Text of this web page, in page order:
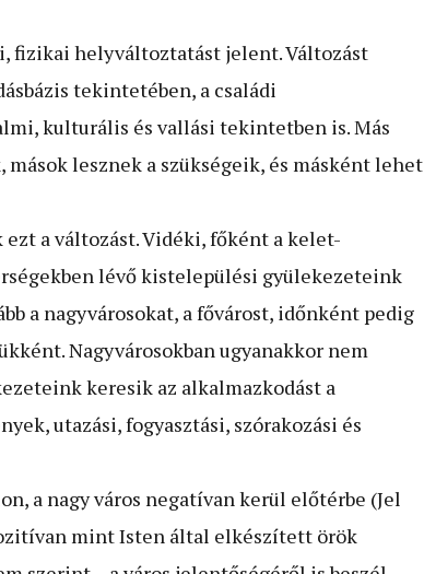
fizikai helyváltoztatást jelent. Változást
tekintetében, a családi
kulturális és vallási tekintetben is. Más
lesznek a szükségeik, és másként lehet
a változást. Vidéki, főként a kelet-
lévő kistelepülési gyülekezeteink
a nagyvárosokat, a fővárost, időnként pedig
Nagyvárosokban ugyanakkor nem
keresik az alkalmazkodást a
utazási, fogyasztási, szórakozási és
a nagy város negatívan kerül előtérbe (Jel
mint Isten által elkészített örök